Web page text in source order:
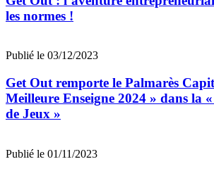
les normes !
Publié le 03/12/2023
Get Out remporte le Palmarès
Meilleure Enseigne 2024 » dans la
de Jeux »
Publié le 01/11/2023